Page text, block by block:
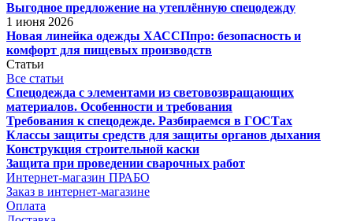
Выгодное предложение на утеплённую спецодежду
1 июня 2026
Новая линейка одежды ХАССПпро: безопасность и
комфорт для пищевых производств
Статьи
Все статьи
Спецодежда с элементами из световозвращающих
материалов. Особенности и требования
Требования к спецодежде. Разбираемся в ГОСТах
Классы защиты средств для защиты органов дыхания
Конструкция строительной каски
Защита при проведении сварочных работ
Интернет-магазин ПРАБО
Заказ в интернет-магазине
Оплата